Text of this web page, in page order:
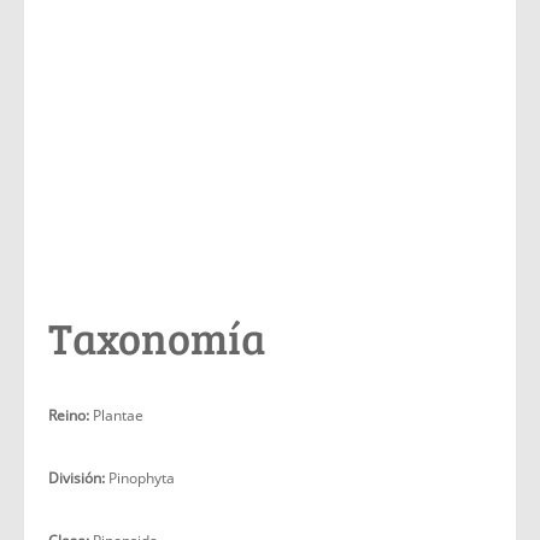
Taxonomía
Reino: Plantae
División: Pinophyta